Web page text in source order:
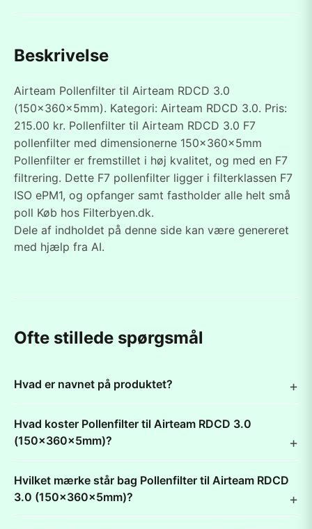
Beskrivelse
Airteam Pollenfilter til Airteam RDCD 3.0
(150x360x5mm). Kategori: Airteam RDCD 3.0. Pris:
215.00 kr. Pollenfilter til Airteam RDCD 3.0 F7
pollenfilter med dimensionerne 150x360x5mm
Pollenfilter er fremstillet i høj kvalitet, og med en F7
filtrering. Dette F7 pollenfilter ligger i filterklassen F7
ISO ePM1, og opfanger samt fastholder alle helt små
poll Køb hos Filterbyen.dk.
Dele af indholdet på denne side kan være genereret
med hjælp fra AI.
Ofte stillede spørgsmål
Hvad er navnet på produktet?
Hvad koster Pollenfilter til Airteam RDCD 3.0
(150x360x5mm)?
Hvilket mærke står bag Pollenfilter til Airteam RDCD
3.0 (150x360x5mm)?